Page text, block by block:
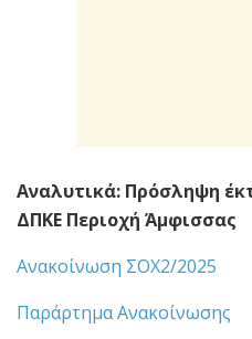
Αναλυτικά: Πρόσληψη
ΔΠΚΕ Περιοχή Άμφισσας
Ανακοίνωση ΣΟΧ2/2025
Παράρτημα Ανακοίνωσης